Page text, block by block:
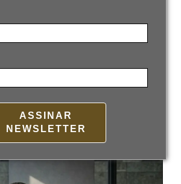
ASSINAR
NEWSLETTER
sua empresa
mas não
de 2026